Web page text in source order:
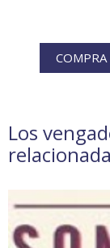
COMPRA
Los